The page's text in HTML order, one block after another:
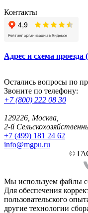
Контакты
Адрес и схема проезда
Остались вопросы по
Звоните по телефону:
+7 (800) 222 08 30
129226, Москва,
2-й
+7 (499) 181 24 62
info@mgpu.ru
©
Мы используем файлы
Для обеспечения
пользовательского
другие технологии